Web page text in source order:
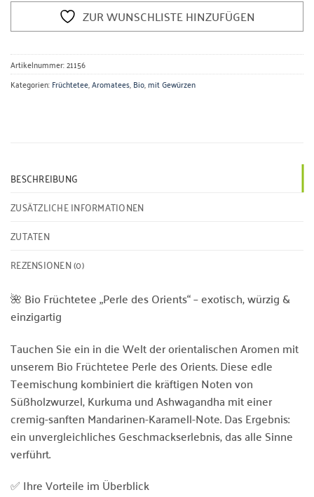
ZUR WUNSCHLISTE HINZUFÜGEN
Artikelnummer:21156
Kategorien:Früchtetee,Aromatees,Bio,mit Gewürzen
BESCHREIBUNG
ZUSÄTZLICHE INFORMATIONEN
ZUTATEN
REZENSIONEN (0)
🌺 Bio Früchtetee „Perle des Orients“ – exotisch, würzig &
einzigartig
Tauchen Sie ein in die Welt der orientalischen Aromen mit
unserem Bio Früchtetee Perle des Orients. Diese edle
Teemischung kombiniert die kräftigen Noten von
Süßholzwurzel, Kurkuma und Ashwagandha mit einer
cremig-sanften Mandarinen-Karamell-Note. Das Ergebnis:
ein unvergleichliches Geschmackserlebnis, das alle Sinne
verführt.
✅ Ihre Vorteile im Überblick